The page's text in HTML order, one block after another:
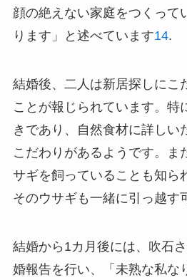
顔の絶えない家庭をつくって
ります」と述べています14.
結婚後、二人は新居探しにこ
ことが報じられています。特
きであり、自然食材に詳しい
こだわりがあるようです。ま
サギを飼っていることも知ら
そのウサギも一緒に引っ越す
結婚から1カ月後には、吹石
婚報告を行い、「未熟な私な